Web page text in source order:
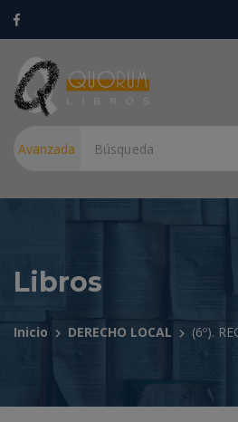
Avanzada
Libros
Inicio DERECHO LOCAL (6º).